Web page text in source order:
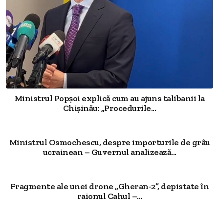
Ministrul Popșoi explică cum au ajuns talibanii la
Chișinău: „Procedurile...
Ministrul Osmochescu, despre importurile de grâu
ucrainean – Guvernul analizează...
Fragmente ale unei drone „Gheran-2”, depistate în
raionul Cahul –...